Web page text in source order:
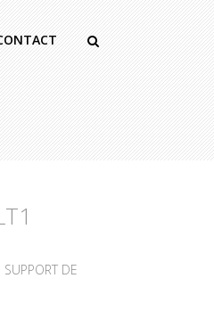
SUPPORT DE